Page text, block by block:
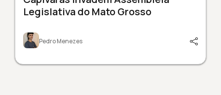
Legislativa do Mato Grosso
Pedro Menezes